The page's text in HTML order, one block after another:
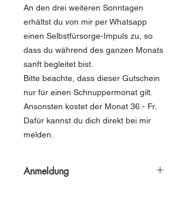
An den drei weiteren Sonntagen
erhältst du von mir per Whatsapp
einen Selbstfürsorge-Impuls zu, so
dass du während des ganzen Monats
sanft begleitet bist.
Bitte beachte, dass dieser Gutschein
nur für einen Schnuppermonat gilt.
Ansonsten kostet der Monat 36.- Fr.
Dafür kannst du dich direkt bei mir
melden.
Anmeldung